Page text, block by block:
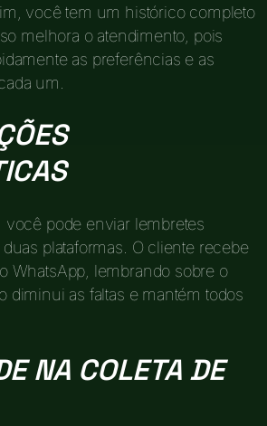
você tem um histórico completo
melhora o atendimento, pois
as preferências e as
um.
você pode enviar lembretes
plataformas. O cliente recebe
WhatsApp, lembrando sobre o
diminui as faltas e mantém todos
NA COLETA DE